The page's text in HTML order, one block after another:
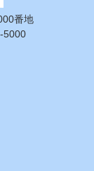
番地
5000